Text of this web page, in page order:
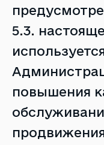
5.3.
повышения